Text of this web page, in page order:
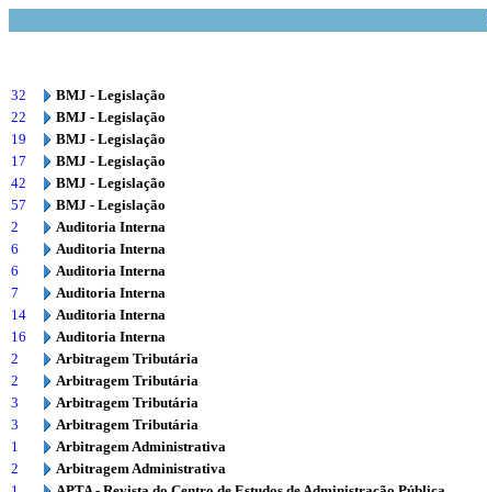
32
BMJ - Legislação
22
BMJ - Legislação
19
BMJ - Legislação
17
BMJ - Legislação
42
BMJ - Legislação
57
BMJ - Legislação
2
Auditoria Interna
6
Auditoria Interna
6
Auditoria Interna
7
Auditoria Interna
14
Auditoria Interna
16
Auditoria Interna
2
Arbitragem Tributária
2
Arbitragem Tributária
3
Arbitragem Tributária
3
Arbitragem Tributária
1
Arbitragem Administrativa
2
Arbitragem Administrativa